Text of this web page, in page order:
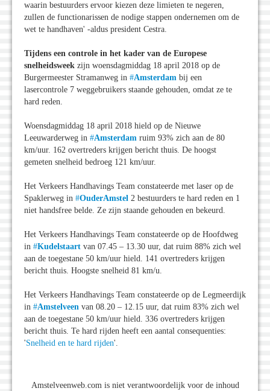
waarin bestuurders ervoor kiezen deze limieten te negeren,
zullen de functionarissen de nodige stappen ondernemen om de
wet te handhaven' -aldus president Cestra.
Tijdens een controle in het kader van de Europese
snelheidsweek zijn woensdagmiddag 18 april 2018 op de
Burgermeester Stramanweg in #Amsterdam bij een
lasercontrole 7 weggebruikers staande gehouden, omdat ze te
hard reden.
Woensdagmiddag 18 april 2018 hield op de Nieuwe
Leeuwarderweg in #Amsterdam ruim 93% zich aan de 80
km/uur. 162 overtreders krijgen bericht thuis. De hoogst
gemeten snelheid bedroeg 121 km/uur.
Het Verkeers Handhavings Team constateerde met laser op de
Spaklerweg in #OuderAmstel 2 bestuurders te hard reden en 1
niet handsfree belde. Ze zijn staande gehouden en bekeurd.
Het Verkeers Handhavings Team constateerde op de Hoofdweg
in #Kudelstaart van 07.45 – 13.30 uur, dat ruim 88% zich wel
aan de toegestane 50 km/uur hield. 141 overtreders krijgen
bericht thuis. Hoogste snelheid 81 km/u.
Het Verkeers Handhavings Team constateerde op de Legmeerdijk
in #Amstelveen van 08.20 – 12.15 uur, dat ruim 83% zich wel
aan de toegestane 50 km/uur hield. 336 overtreders krijgen
bericht thuis. Te hard rijden heeft een aantal consequenties:
'Snelheid en te hard rijden'.
Amstelveenweb.com is niet verantwoordelijk voor de inhoud